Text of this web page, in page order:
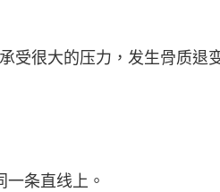
很大的压力，发生骨质退
条直线上。